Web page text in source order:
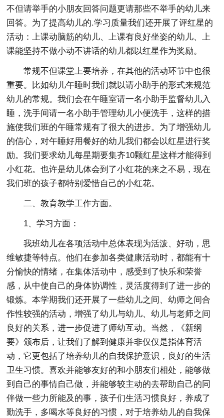
不但请举手的小朋友回答问题更请那些不举手的幼儿来
回答。为了提高幼儿的.学习质量我们还开展了评红星的
活动：上课动脑筋的幼儿、上课有良好坐姿的幼儿、上
课能坚持不做小动不讲话的幼儿都以红星作为奖励。
常规不但课堂上要培养，在其他的活动环节中也很
重要。比如幼儿午睡时我们就以请小助手的形式来规范
幼儿的常规。我们会在午睡室请一名小助手监督幼儿入
睡，洗手间请一名小助手管理幼儿小便洗手，这样的措
施使我们班的午睡常规有了很大的进步。为了增强幼儿
的信心，对午睡好用餐好的幼儿我们都会以红星进行奖
励。我们要求幼儿每星期要集齐10颗红星这样才能得到
小红花。也许是幼儿体会到了小红花的来之不易，现在
我们班的孩子都特别爱惜自己的小红花。
二、教育教学工作方面。
1、学习方面：
我班幼儿在各项活动中总体表现为活泼、好动，思
维敏捷等特点。他们在参加各类健康活动时，都能有十
分愉快的情绪，在集体活动中，感受到了快乐和荣誉
感，从中使自己的身体协调性，灵活度得到了进一步的
锻炼。本学期我们还开展了一些幼儿之间、幼师之间合
作性较强的活动，增强了幼儿与幼儿、幼儿与老师之间
良好的关系，进一步促进了师幼互动。当然，《新纲
要》颁布后，让我们了解到健康并非仅仅是指体育活
动，它更包括了培养幼儿的自我保护意识，良好的生活
卫生习惯。喜欢并能够友好的和小朋友们相处，能够做
到自己的事情自己做，并能够较主动的去帮助自己的同
伴做一些力所能及的事，孩子们生活习惯良好，养成了
勤洗手，多喝水等良好的习惯，对于培养幼儿的自我保